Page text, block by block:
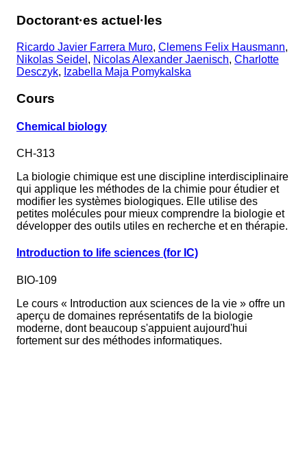
Doctorant·es actuel·les
Ricardo Javier Farrera Muro, Clemens Felix Hausmann,
Nikolas Seidel , Nicolas Alexander Jaenisch, Charlotte
Desczyk, Izabella Maja Pomykalska
Cours
Chemical biology
CH-313
La biologie chimique est une discipline interdisciplinaire
qui applique les méthodes de la chimie pour étudier et
modifier les systèmes biologiques. Elle utilise des
petites molécules pour mieux comprendre la biologie et
développer des outils utiles en recherche et en thérapie.
Introduction to life sciences (for IC)
BIO-109
Le cours « Introduction aux sciences de la vie » offre un
aperçu de domaines représentatifs de la biologie
moderne, dont beaucoup s'appuient aujourd'hui
fortement sur des méthodes informatiques.